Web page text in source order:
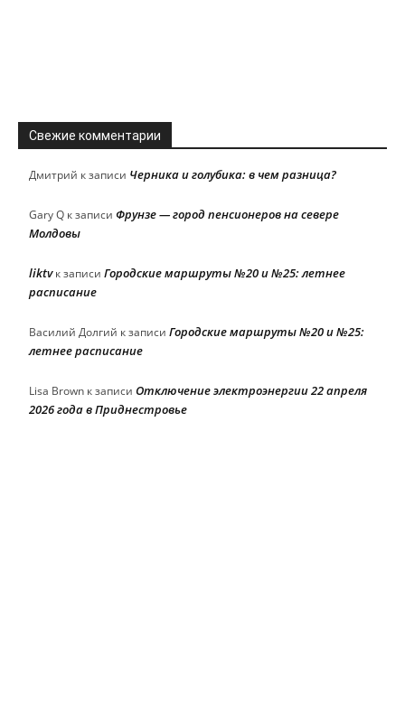
Свежие комментарии
Дмитрий к записи Черника и голубика: в чем разница?
Gary Q к записи Фрунзе — город пенсионеров на севере
Молдовы
liktvк записи Городские маршруты №20 и №25: летнее
расписание
Василий Долгий к записи Городские маршруты №20 и №25:
летнее расписание
Lisa Brown к записи Отключение электроэнергии 22 апреля
2026 года в Приднестровье